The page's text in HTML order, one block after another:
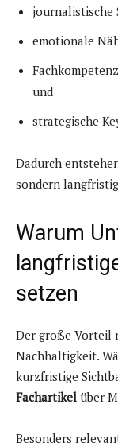
journalistische
emotionale
Fachkompetenz
und
strategische
Dadurch
sondern
Warum
setzen
Der große Vorteil
Nachhaltigkeit.
kurzfristige
Fachartikel über
Besonders